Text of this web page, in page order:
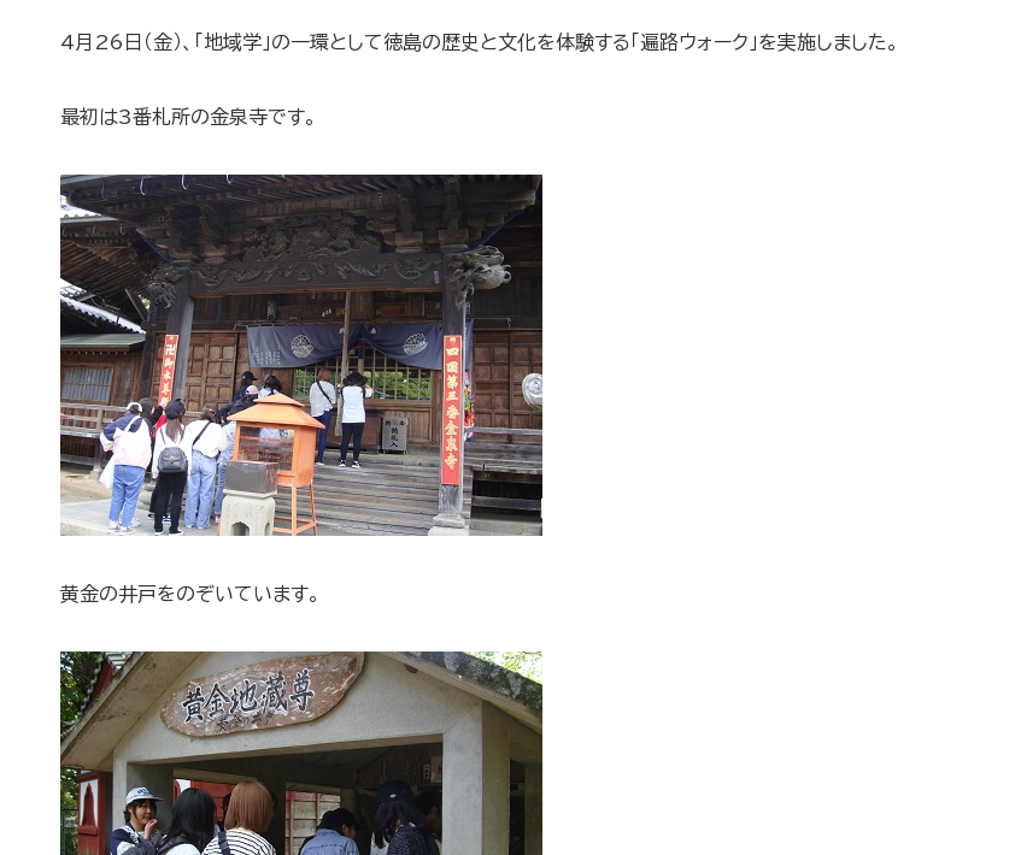
4月26日（金）、「地域学」の一環として徳島の歴史と文化を体験する「遍路ウォーク」を実施しました。
最初は3番札所の金泉寺です。
黄金の井戸をのぞいています。